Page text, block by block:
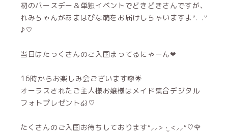
初のバースデー＆単独イベントでどきどきさんですが、
れみちゃんがあまはぴな萌をお届けしちゃいますよᐡ. .ᐡ
♪♡
当日はたっくさんのご入国まってるにゃーん❤
16時からお楽しみ会ございます🎼🌟
オーラスされたご主人様お嬢様はメイド集合デジタル
フォトプレゼント໒꒱♡
たくさんのご入国お待ちしておりますᐡ⸝⸝> ·̫ <⸝⸝ᐡ♡🌹